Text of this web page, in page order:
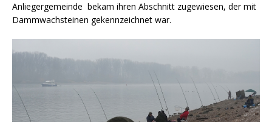
Anliegergemeinde bekam ihren Abschnitt zugewiesen, der mit
Dammwachsteinen gekennzeichnet war.